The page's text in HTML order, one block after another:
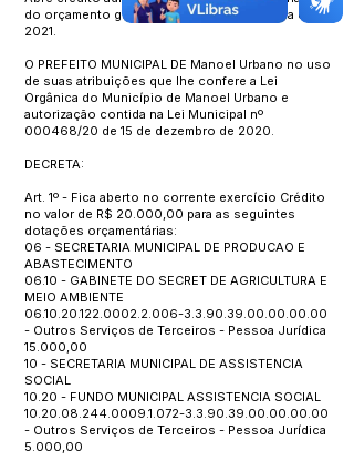
do orçamento geral no Orçamento programa de
2021.
O PREFEITO MUNICIPAL DE Manoel Urbano no uso
de suas atribuições que lhe confere a Lei
Orgânica do Município de Manoel Urbano e
autorização contida na Lei Municipal nº
000468/20 de 15 de dezembro de 2020.
DECRETA:
Art. 1º - Fica aberto no corrente exercício Crédito
no valor de R$ 20.000,00 para as seguintes
dotações orçamentárias:
06 - SECRETARIA MUNICIPAL DE PRODUCAO E
ABASTECIMENTO
06.10 - GABINETE DO SECRET DE AGRICULTURA E
MEIO AMBIENTE
06.10.20.122.0002.2.006-3.3.90.39.00.00.00.00
- Outros Serviços de Terceiros - Pessoa Jurídica
15.000,00
10 - SECRETARIA MUNICIPAL DE ASSISTENCIA
SOCIAL
10.20 - FUNDO MUNICIPAL ASSISTENCIA SOCIAL
10.20.08.244.0009.1.072-3.3.90.39.00.00.00.00
- Outros Serviços de Terceiros - Pessoa Jurídica
5.000,00